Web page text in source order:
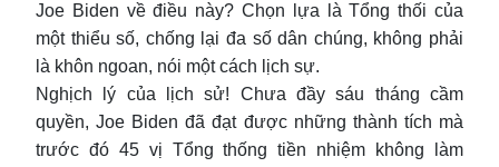
Joe Biden về điều này? Chọn lựa là Tổng thối của
một thiểu số, chống lại đa số dân chúng, không phải
là khôn ngoan, nói một cách lịch sự.
Nghịch lý của lịch sử! Chưa đầy sáu tháng cầm
quyền, Joe Biden đã đạt được những thành tích mà
trước đó 45 vị Tổng thống tiền nhiệm không làm